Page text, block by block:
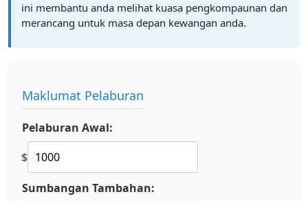
ini membantu anda melihat kuasa pengkompaunan dan
merancang untuk masa depan kewangan anda.
Maklumat Pelaburan
Pelaburan Awal:
$
Sumbangan Tambahan: